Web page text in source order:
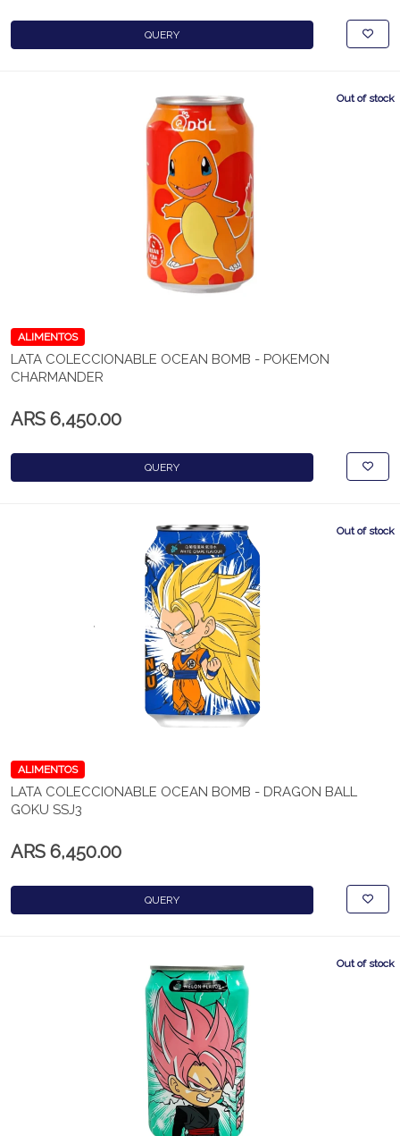
QUERY
Out of stock
ALIMENTOS
LATA COLECCIONABLE OCEAN BOMB - POKEMON
CHARMANDER
ARS 6,450.00
QUERY
Out of stock
ALIMENTOS
LATA COLECCIONABLE OCEAN BOMB - DRAGON BALL
GOKU SSJ3
ARS 6,450.00
QUERY
Out of stock